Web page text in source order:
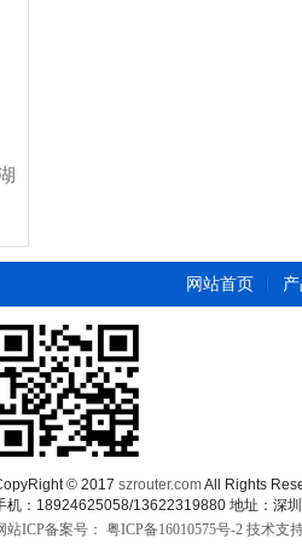
网站首页
© 2017 szrouter.comAll Rights
机：18924625058/13622319880 地址：深
站ICP备案号： 粤ICP备16010575号-2 技术支